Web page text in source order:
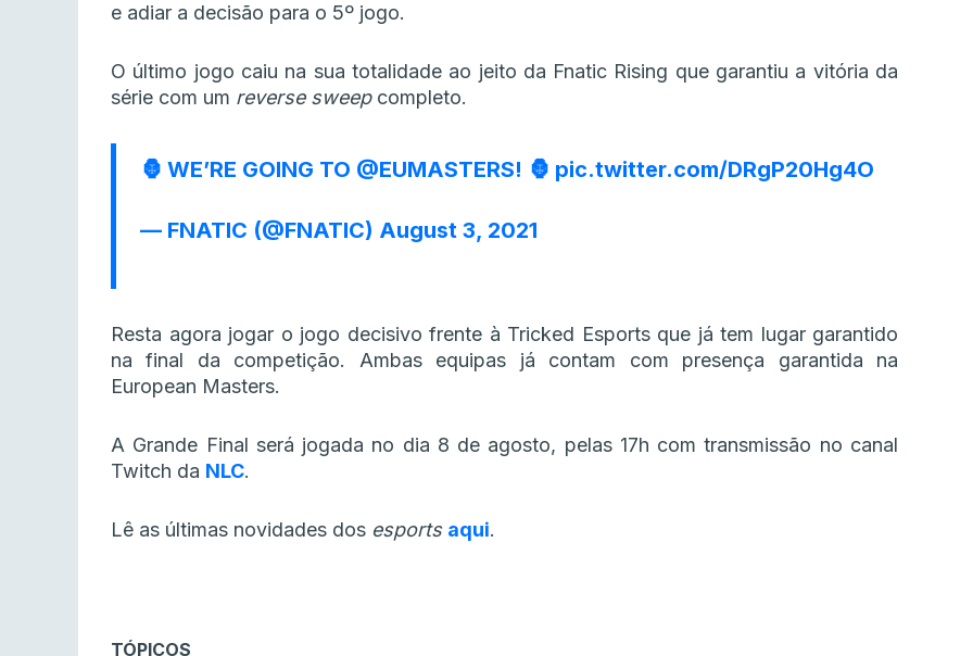
e adiar a decisão para o 5º jogo.
O último jogo caiu na sua totalidade ao jeito da Fnatic Rising que garantiu a vitória da
série com um reverse sweepcompleto.
🦍 WE’RE GOING TO @EUMASTERS! 🦍 pic.twitter.com/DRgP20Hg4O
— FNATIC (@FNATIC) August 3, 2021
Resta agora jogar o jogo decisivo frente à Tricked Esports que já tem lugar garantido
na final da competição. Ambas equipas já contam com presença garantida na
European Masters.
A Grande Final será jogada no dia 8 de agosto, pelas 17h com transmissão no canal
Twitch da NLC.
Lê as últimas novidades dos esports aqui.
TÓPICOS